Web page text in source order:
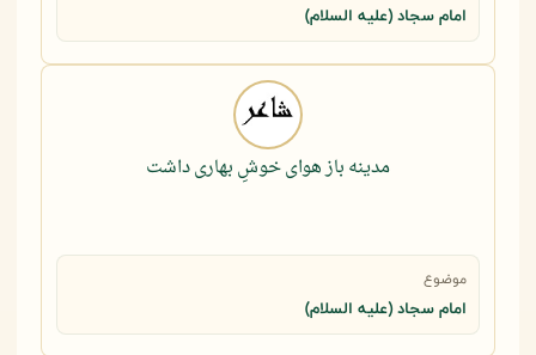
امام سجاد (علیه السلام)
مدینه باز هوای خوشِ بهاری داشت
موضوع
امام سجاد (علیه السلام)